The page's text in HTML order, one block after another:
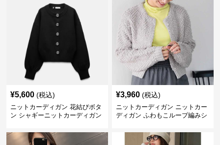
¥5,600 (税込)
ニットカーディガン 花結びボタ
ン シャギーニットカーディガン
¥3,960 (税込)
ニットカーディガン ニットカー
ディガン ふわもこループ編みシ